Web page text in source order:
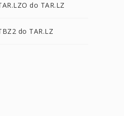
do TAR.LZ
do TAR.LZ